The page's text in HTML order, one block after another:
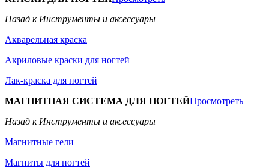
Назад к Инструменты и аксессуары
Акварельная краска
Акриловые краски для ногтей
Лак-краска для ногтей
МАГНИТНАЯ СИСТЕМА ДЛЯ НОГТЕЙПросмотреть
Назад к Инструменты и аксессуары
Магнитные гели
Магниты для ногтей